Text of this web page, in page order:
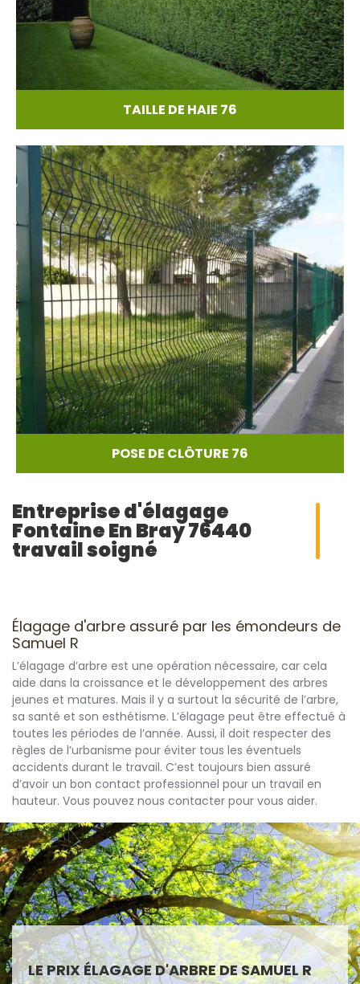
TAILLE DE HAIE 76
POSE DE CLÔTURE 76
Entreprise d'élagage
Fontaine En Bray 76440
travail soigné
Élagage d'arbre assuré par les émondeurs de
Samuel R
L’élagage d’arbre est une opération nécessaire, car cela
aide dans la croissance et le développement des arbres
jeunes et matures. Mais il y a surtout la sécurité de l’arbre,
sa santé et son esthétisme. L’élagage peut être effectué à
toutes les périodes de l’année. Aussi, il doit respecter des
règles de l’urbanisme pour éviter tous les éventuels
accidents durant le travail. C’est toujours bien assuré
d’avoir un bon contact professionnel pour un travail en
hauteur. Vous pouvez nous contacter pour vous aider.
LE PRIX ÉLAGAGE D'ARBRE DE SAMUEL R